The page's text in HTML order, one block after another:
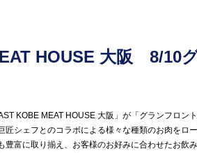
HOUSE 大阪 8/10
KOBE MEAT HOUSE 大阪」が「グランフロン
シェフとのコラボによる様々な種類のお肉をロ
富に取り揃え、お客様のお好みに合わせたお飲